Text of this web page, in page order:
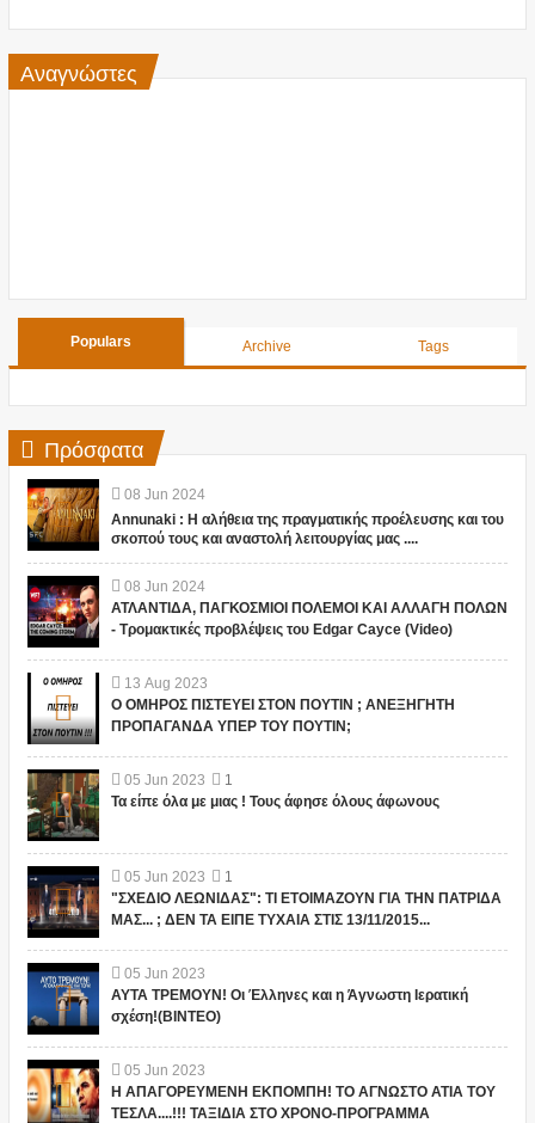
Αναγνώστες
Populars Archive Tags
Πρόσφατα
08 Jun 2024
Annunaki : Η αλήθεια της πραγματικής προέλευσης και του
σκοπού τους και αναστολή λειτουργίας μας ....
08 Jun 2024
ΑΤΛΑΝΤΙΔΑ, ΠΑΓΚΟΣΜΙΟΙ ΠΟΛΕΜΟΙ ΚΑΙ ΑΛΛΑΓΗ ΠΟΛΩΝ
- Τρομακτικές προβλέψεις του Edgar Cayce (Video)
13 Aug 2023
Ο ΟΜΗΡΟΣ ΠΙΣΤΕΥΕΙ ΣΤΟΝ ΠΟΥΤΙΝ ; ΑΝΕΞΗΓΗΤΗ
ΠΡΟΠΑΓΑΝΔΑ ΥΠΕΡ ΤΟΥ ΠΟΥΤΙΝ;
05 Jun 2023
1
Τα είπε όλα με μιας ! Τους άφησε όλους άφωνους
05 Jun 2023
1
"ΣΧΕΔΙΟ ΛΕΩΝΙΔΑΣ": ΤΙ ΕΤΟΙΜΑΖΟΥΝ ΓΙΑ ΤΗΝ ΠΑΤΡΙΔΑ
ΜΑΣ... ; ΔΕΝ ΤΑ ΕΙΠΕ ΤΥΧΑΙΑ ΣΤΙΣ 13/11/2015...
05 Jun 2023
ΑΥΤΑ ΤΡΕΜΟΥΝ! Οι Έλληνες και η Άγνωστη Ιερατική
σχέση!(ΒΙΝΤΕΟ)
05 Jun 2023
Η ΑΠΑΓΟΡΕΥΜΕΝΗ ΕΚΠΟΜΠΗ! ΤΟ ΑΓΝΩΣΤΟ ΑΤΙΑ ΤΟΥ
ΤΕΣΛΑ....!!! ΤΑΞΙΔΙΑ ΣΤΟ ΧΡΟΝΟ-ΠΡΟΓΡΑΜΜΑ